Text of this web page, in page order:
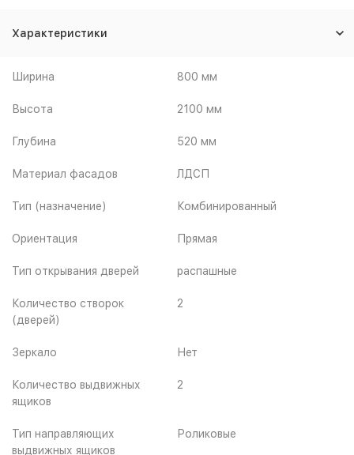
Характеристики
Ширина 800 мм
Высота 2100 мм
Глубина 520 мм
Материал фасадов ЛДСП
Тип (назначение) Комбинированный
Ориентация Прямая
Тип открывания дверей распашные
Количество створок
(дверей)
2
Зеркало Нет
Количество выдвижных
ящиков
2
Тип направляющих
выдвижных ящиков
Роликовые